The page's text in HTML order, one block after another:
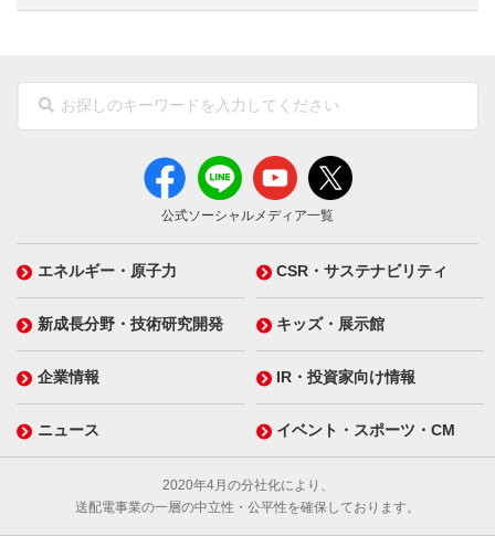
公式ソーシャルメディア一覧
エネルギー・原子力 CSR・サステナビリティ
新成長分野・技術研究開発 キッズ・展示館
企業情報 IR・投資家向け情報
ニュース イベント・スポーツ・CM
2020年4月の分社化により、
送配電事業の一層の中立性・公平性を確保しております。